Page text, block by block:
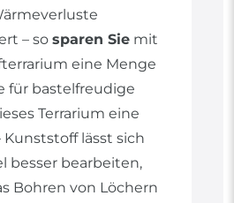
– so sparen Sie mit
eine Menge
für bastelfreudige
Terrarium eine
Kunststoff lässt sich
besser bearbeiten,
Bohren von Löchern